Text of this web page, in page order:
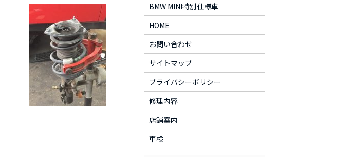
BMW MINI特別仕様車
HOME
お問い合わせ
サイトマップ
プライバシーポリシー
修理内容
店舗案内
車検